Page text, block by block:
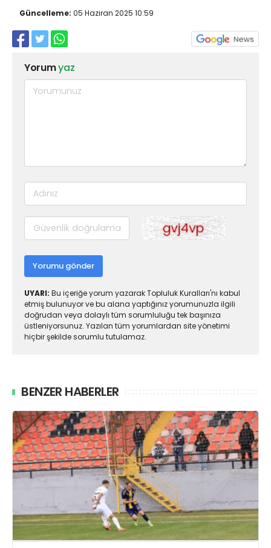
Güncelleme: 05 Haziran 2025 10:59
Yorumyaz
Yorumu gönder
UYARI: Bu içeriğe yorum yazarak Topluluk Kuralları'nı kabul
etmiş bulunuyor ve bu alana yaptığınız yorumunuzla ilgili
doğrudan veya dolaylı tüm sorumluluğu tek başınıza
üstleniyorsunuz. Yazılan tüm yorumlardan site yönetimi
hiçbir şekilde sorumlu tutulamaz.
BENZER HABERLER